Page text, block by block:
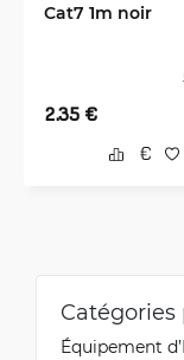
Cat7 1m noir
2.35 €
Équipement